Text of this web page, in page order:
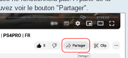
voir le bouton "Partager".